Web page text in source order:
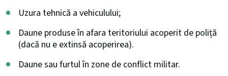
Uzura tehnică a vehiculului;
Daune produse în afara teritoriului acoperit de poliță
(dacă nu e extinsă acoperirea).
Daune sau furtul în zone de conflict militar.